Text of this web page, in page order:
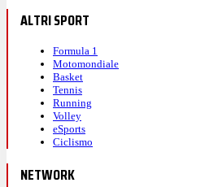
ALTRI SPORT
Formula 1
Motomondiale
Basket
Tennis
Running
Volley
eSports
Ciclismo
NETWORK